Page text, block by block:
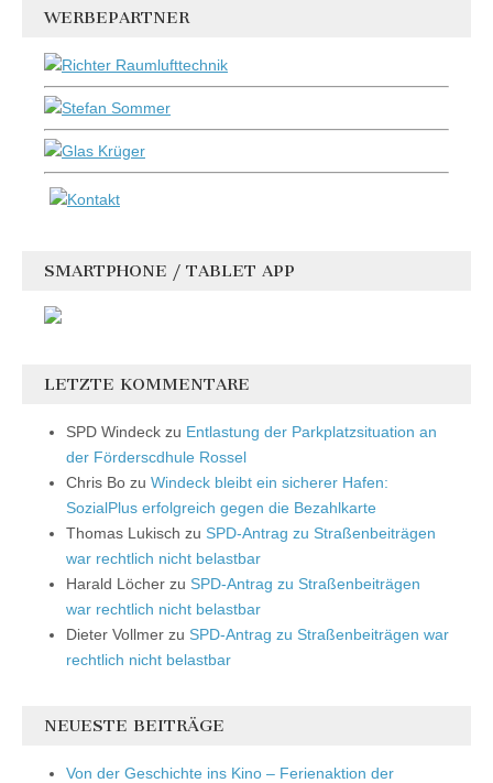
WERBEPARTNER
SMARTPHONE / TABLET APP
LETZTE KOMMENTARE
SPD Windeck zu Entlastung der Parkplatzsituation an
der Förderscdhule Rossel
Chris Bo zu Windeck bleibt ein sicherer Hafen:
SozialPlus erfolgreich gegen die Bezahlkarte
Thomas Lukisch zu SPD-Antrag zu Straßenbeiträgen
war rechtlich nicht belastbar
Harald Löcher zu SPD-Antrag zu Straßenbeiträgen
war rechtlich nicht belastbar
Dieter Vollmer zu SPD-Antrag zu Straßenbeiträgen war
rechtlich nicht belastbar
NEUESTE BEITRÄGE
Von der Geschichte ins Kino – Ferienaktion der